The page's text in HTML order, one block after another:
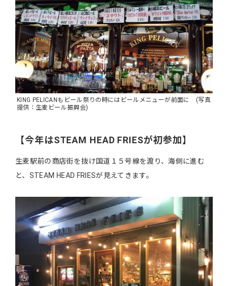
KING PELICANもビール祭りの時にはビールメニューが前面に (写真
提供：生麦ビール振興会)
【今年はSTEAM HEAD FRIESが初参加】
生麦駅前の商店街を抜け国道１５号線を渡り、海側に進む
と、STEAM HEAD FRIESが見えてきます。